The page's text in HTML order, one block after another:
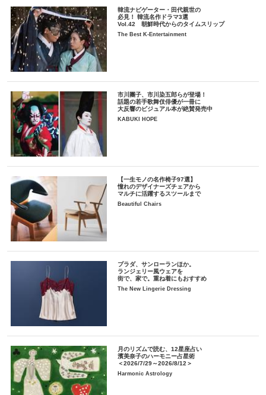
韓流ナビゲーター・田代親世の
必見！ 韓流名作ドラマ3選
Vol.42 朝鮮時代からのタイムスリップ
The Best K-Entertainment
市川團子、市川染五郎らが登場！
話題の若手歌舞伎俳優が一冊に
大反響のビジュアル本が絶賛発売中
KABUKI HOPE
【一生モノの名作椅子97選】
憧れのデザイナーズチェアから
マルチに活躍するスツールまで
Beautiful Chairs
プラダ、サンローランほか。
ランジェリー風ウェアを
街で、家で。重ね着にもおすすめ
The New Lingerie Dressing
月のリズムで読む、12星座占い
濱美奈子のハーモニー占星術
＜2026/7/29～2026/8/12＞
Harmonic Astrology